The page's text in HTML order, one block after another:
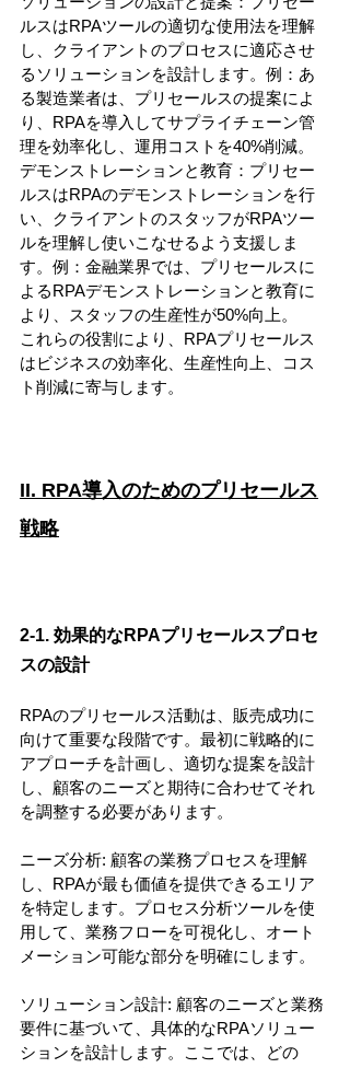
ルスはRPAツールの適切な使用法を理解
し、クライアントのプロセスに適応させ
るソリューションを設計します。例：あ
る製造業者は、プリセールスの提案によ
り、RPAを導入してサプライチェーン管
理を効率化し、運用コストを40%削減。
デモンストレーションと教育：プリセー
ルスはRPAのデモンストレーションを行
い、クライアントのスタッフがRPAツー
ルを理解し使いこなせるよう支援しま
す。例：金融業界では、プリセールスに
よるRPAデモンストレーションと教育に
より、スタッフの生産性が50%向上。
これらの役割により、RPAプリセールス
はビジネスの効率化、生産性向上、コス
ト削減に寄与します。
II. RPA導入のためのプリセールス
戦略
2-1. 効果的なRPAプリセールスプロセ
スの設計
RPAのプリセールス活動は、販売成功に
向けて重要な段階です。最初に戦略的に
アプローチを計画し、適切な提案を設計
し、顧客のニーズと期待に合わせてそれ
を調整する必要があります。
ニーズ分析: 顧客の業務プロセスを理解
し、RPAが最も価値を提供できるエリア
を特定します。プロセス分析ツールを使
用して、業務フローを可視化し、オート
メーション可能な部分を明確にします。
ソリューション設計: 顧客のニーズと業務
要件に基づいて、具体的なRPAソリュー
ションを設計します。ここでは、どの